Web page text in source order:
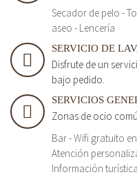
Secador de pelo -
aseo - Lencería
SERVICIO DE
Disfrute de un
bajo pedido.
SERVICIOS
Zonas de ocio
Bar - Wifi gratuito
Atención
Información